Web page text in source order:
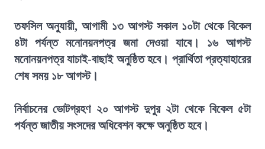
তফসিল অনুযায়ী, আগামী ১৩ আগস্ট সকাল ১০টা থেকে বিকেল
৪টা পর্যন্ত মনোনয়নপত্র জমা দেওয়া যাবে। ১৬ আগস্ট
মনোনয়নপত্র যাচাই-বাছাই অনুষ্ঠিত হবে। প্রার্থিতা প্রত্যাহারের
শেষ সময় ১৮ আগস্ট।
নির্বাচনের ভোটগ্রহণ ২০ আগস্ট দুপুর ২টা থেকে বিকেল ৫টা
পর্যন্ত জাতীয় সংসদের অধিবেশন কক্ষে অনুষ্ঠিত হবে।